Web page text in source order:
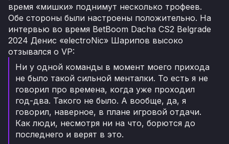
время «мишки» поднимут несколько трофеев.
Обе стороны были настроены положительно. На
интервью во время BetBoom Dacha CS2 Belgrade
2024 Денис «electroNic» Шарипов высоко
отзывался о VP:
Ни у одной команды в момент моего прихода
не было такой сильной менталки. То есть я не
говорил про времена, когда уже проходил
год-два. Такого не было. А вообще, да, я
говорил, наверное, в плане игровой отдачи.
Как люди, несмотря ни на что, борются до
последнего и верят в это.